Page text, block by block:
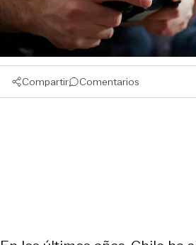
Compartir Comentarios